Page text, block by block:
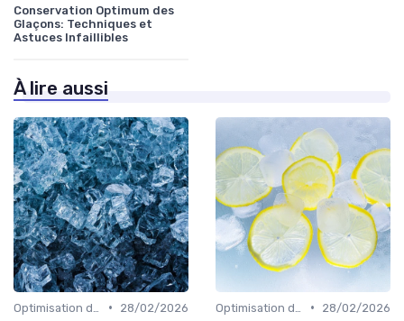
Conservation Optimum des
Glaçons: Techniques et
Astuces Infaillibles
À lire aussi
•
28/02/2026
•
28/02/2026